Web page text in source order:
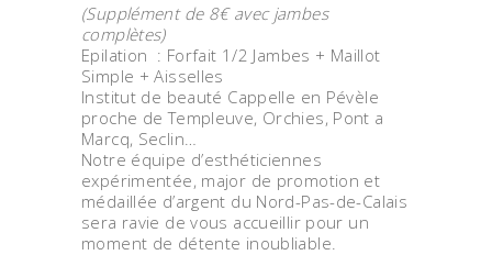
(Supplément de 8€ avec jambes
complètes)
Epilation : Forfait 1/2 Jambes + Maillot
Simple + Aisselles
Institut de beauté Cappelle en Pévèle
proche de Templeuve, Orchies, Pont a
Marcq, Seclin…
Notre équipe d’esthéticiennes
expérimentée, major de promotion et
médaillée d’argent du Nord-Pas-de-Calais
sera ravie de vous accueillir pour un
moment de détente inoubliable.